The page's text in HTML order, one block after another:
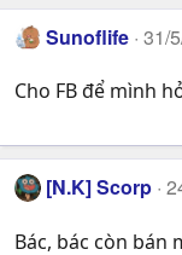
Sunoflife 31/
Cho FB để mình
[N.K] Scorp
Bác, bác còn bán